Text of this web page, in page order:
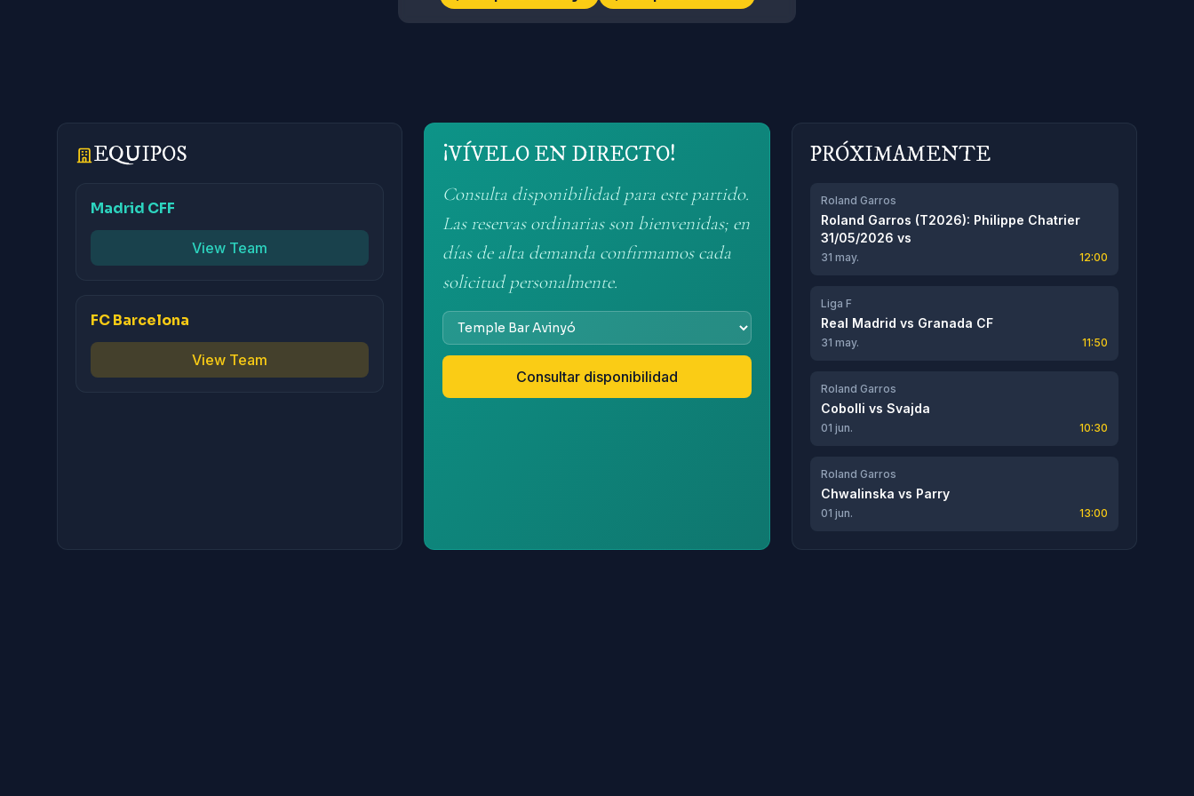
EQUIPOS
Madrid CFF
View Team
FC Barcelona
View Team
¡VÍVELO EN DIRECTO!
Consulta disponibilidad para este partido.
Las reservas ordinarias son bienvenidas; en
días de alta demanda confirmamos cada
solicitud personalmente.
Consultar disponibilidad
PRÓXIMAMENTE
Roland Garros
Roland Garros (T2026): Philippe Chatrier
31/05/2026 vs
31 may. 12:00
Liga F
Real Madrid vs Granada CF
31 may. 11:50
Roland Garros
Cobolli vs Svajda
01 jun. 10:30
Roland Garros
Chwalinska vs Parry
01 jun. 13:00